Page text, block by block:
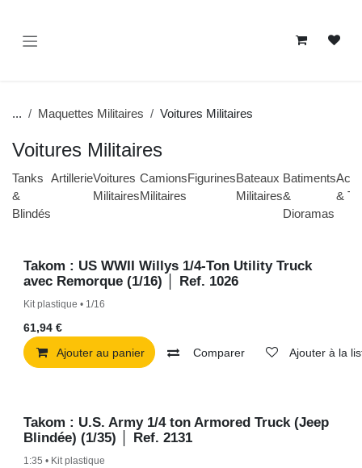
... Maquettes Militaires Voitures Militaires
Voitures Militaires
Tanks
&
Blindés
ArtillerieVoitures
Militaires
Camions
Militaires
FigurinesBateaux
Militaires
En Stock
Takom : US WWII Willys 1/4-Ton Utility Truck
avec Remorque (1/16) │ Ref. 1026
Kit plastique • 1/16
61,94 €
Ajouter au panier Comparer Ajouter à la liste de
En Stock
Takom : U.S. Army 1/4 ton Armored Truck
(Jeep Blindée) (1/35) │ Ref. 2131
1:35 • Kit plastique